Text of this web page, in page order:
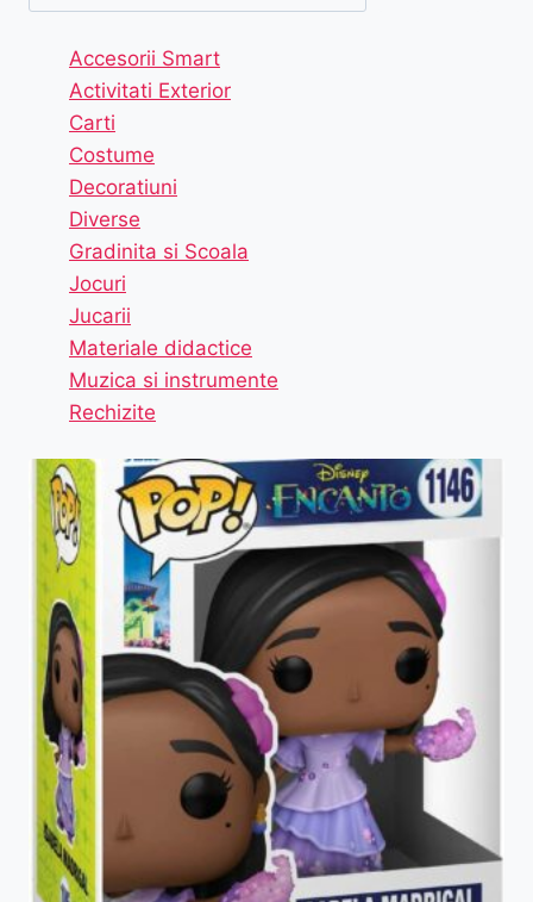
Accesorii Smart
Activitati Exterior
Carti
Costume
Decoratiuni
Diverse
Gradinita si Scoala
Jocuri
Jucarii
Materiale didactice
Muzica si instrumente
Rechizite